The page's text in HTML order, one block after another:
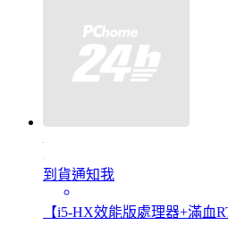
到貨通知我
【i5-HX效能版處理器+滿血